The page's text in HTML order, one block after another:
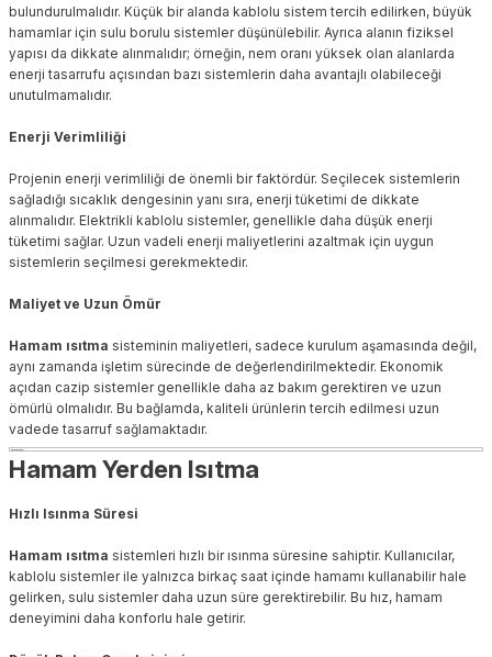
bulundurulmalıdır. Küçük bir alanda kablolu sistem tercih edilirken, büyük
hamamlar için sulu borulu sistemler düşünülebilir. Ayrıca alanın fiziksel
yapısı da dikkate alınmalıdır; örneğin, nem oranı yüksek olan alanlarda
enerji tasarrufu açısından bazı sistemlerin daha avantajlı olabileceği
unutulmamalıdır.
Enerji Verimliliği
Projenin enerji verimliliği de önemli bir faktördür. Seçilecek sistemlerin
sağladığı sıcaklık dengesinin yanı sıra, enerji tüketimi de dikkate
alınmalıdır. Elektrikli kablolu sistemler, genellikle daha düşük enerji
tüketimi sağlar. Uzun vadeli enerji maliyetlerini azaltmak için uygun
sistemlerin seçilmesi gerekmektedir.
Maliyet ve Uzun Ömür
Hamam ısıtma sisteminin maliyetleri, sadece kurulum aşamasında değil,
aynı zamanda işletim sürecinde de değerlendirilmektedir. Ekonomik
açıdan cazip sistemler genellikle daha az bakım gerektiren ve uzun
ömürlü olmalıdır. Bu bağlamda, kaliteli ürünlerin tercih edilmesi uzun
vadede tasarruf sağlamaktadır.
Hamam Yerden Isıtma
Hızlı Isınma Süresi
Hamam ısıtma sistemleri hızlı bir ısınma süresine sahiptir. Kullanıcılar,
kablolu sistemler ile yalnızca birkaç saat içinde hamamı kullanabilir hale
gelirken, sulu sistemler daha uzun süre gerektirebilir. Bu hız, hamam
deneyimini daha konforlu hale getirir.